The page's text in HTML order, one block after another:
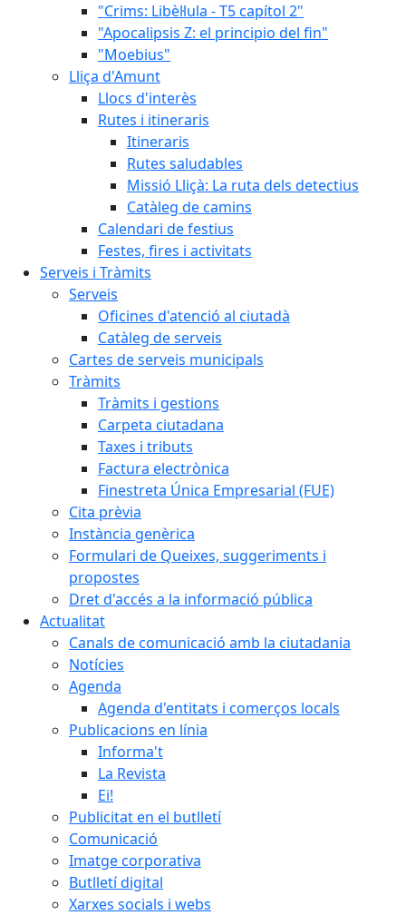
"Crims: Libèl·lula - T5 capítol 2"
"Apocalipsis Z: el principio del fin"
"Moebius"
Lliça d'Amunt
Llocs d'interès
Rutes i itineraris
Itineraris
Rutes saludables
Missió Lliçà: La ruta dels detectius
Catàleg de camins
Calendari de festius
Festes, fires i activitats
Serveis i Tràmits
Serveis
Oficines d'atenció al ciutadà
Catàleg de serveis
Cartes de serveis municipals
Tràmits
Tràmits i gestions
Carpeta ciutadana
Taxes i tributs
Factura electrònica
Finestreta Única Empresarial (FUE)
Cita prèvia
Instància genèrica
Formulari de Queixes, suggeriments i
propostes
Dret d'accés a la informació pública
Actualitat
Canals de comunicació amb la ciutadania
Notícies
Agenda
Agenda d'entitats i comerços locals
Publicacions en línia
Informa't
La Revista
Ei!
Publicitat en el butlletí
Comunicació
Imatge corporativa
Butlletí digital
Xarxes socials i webs